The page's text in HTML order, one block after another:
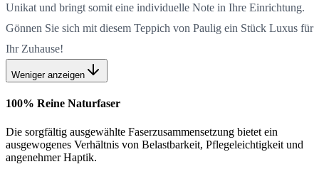
Unikat und bringt somit eine individuelle Note in Ihre Einrichtung.
Gönnen Sie sich mit diesem Teppich von Paulig ein Stück Luxus für
Ihr Zuhause!
Weniger anzeigen
100% Reine Naturfaser
Die sorgfältig ausgewählte Faserzusammensetzung bietet ein
ausgewogenes Verhältnis von Belastbarkeit, Pflegeleichtigkeit und
angenehmer Haptik.